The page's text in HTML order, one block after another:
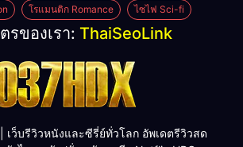
โรแมนติก Romance ไซไฟ Sci-fi
รของเรา: ThaiSeoLink
เว็บรีวิวหนังและซีรี่ย์ทั่วโลก อัพเดตรีวิวสด